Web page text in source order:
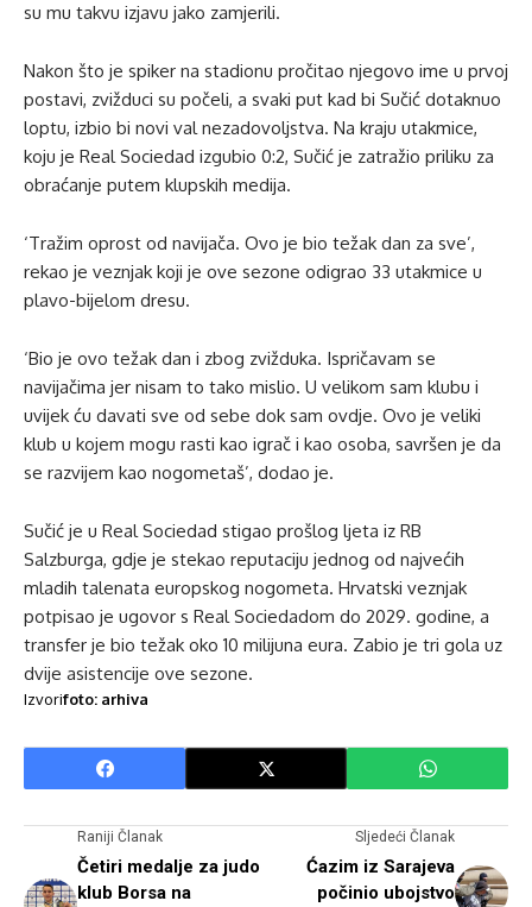
su mu takvu izjavu jako zamjerili.
Nakon što je spiker na stadionu pročitao njegovo ime u prvoj
postavi, zvižduci su počeli, a svaki put kad bi Sučić dotaknuo
loptu, izbio bi novi val nezadovoljstva. Na kraju utakmice,
koju je Real Sociedad izgubio 0:2, Sučić je zatražio priliku za
obraćanje putem klupskih medija.
‘Tražim oprost od navijača. Ovo je bio težak dan za sve’,
rekao je veznjak koji je ove sezone odigrao 33 utakmice u
plavo-bijelom dresu.
‘Bio je ovo težak dan i zbog zvižduka. Ispričavam se
navijačima jer nisam to tako mislio. U velikom sam klubu i
uvijek ću davati sve od sebe dok sam ovdje. Ovo je veliki
klub u kojem mogu rasti kao igrač i kao osoba, savršen je da
se razvijem kao nogometaš’, dodao je.
Sučić je u Real Sociedad stigao prošlog ljeta iz RB
Salzburga, gdje je stekao reputaciju jednog od najvećih
mladih talenata europskog nogometa. Hrvatski veznjak
potpisao je ugovor s Real Sociedadom do 2029. godine, a
transfer je bio težak oko 10 milijuna eura. Zabio je tri gola uz
dvije asistencije ove sezone.
Izvorifoto: arhiva
Raniji Članak
Četiri medalje za judo
klub Borsa na
Sljedeći Članak
Ćazim iz Sarajeva
počinio ubojstvo